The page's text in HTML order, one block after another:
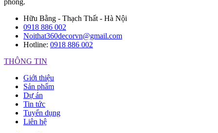
Hữu Bằng - Thạch Thất - Hà Nội
0918 886 002
Noithat360decorvn@gmail.com
Hotline: 0918 886 002
THÔNG TIN
Giới thiệu
Sản phẩm
Dự án
Tin tức
Tuyển dụng
Liên hệ